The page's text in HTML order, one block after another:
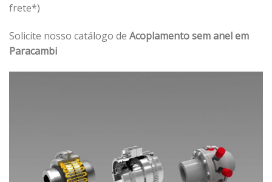
frete*)
Solicite nosso catálogo de Acoplamento sem anel em
Paracambi